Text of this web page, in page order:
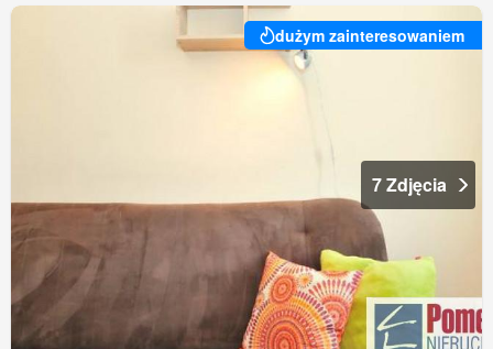
dużym zainteresowaniem
7 Zdjęcia